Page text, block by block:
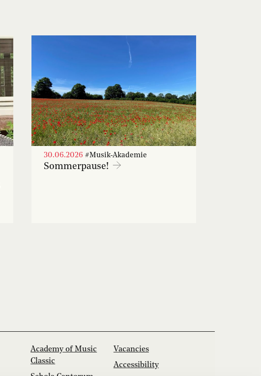
30.06.2026 #Musik-Akademie
Sommerpause!
Academy of Music
Classic
Vacancies
Accessibility